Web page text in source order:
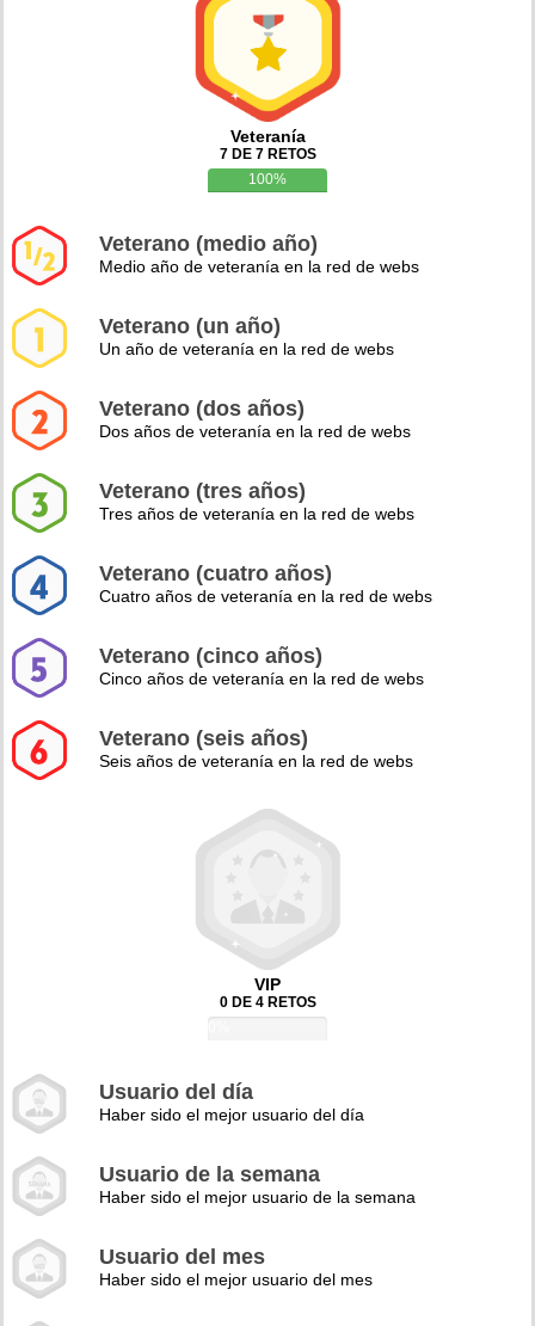
Veteranía
7 DE 7 RETOS
100%
Veterano (medio año)
Medio año de veteranía en la red de webs
Veterano (un año)
Un año de veteranía en la red de webs
Veterano (dos años)
Dos años de veteranía en la red de webs
Veterano (tres años)
Tres años de veteranía en la red de webs
Veterano (cuatro años)
Cuatro años de veteranía en la red de webs
Veterano (cinco años)
Cinco años de veteranía en la red de webs
Veterano (seis años)
Seis años de veteranía en la red de webs
VIP
0 DE 4 RETOS
Usuario del día
Haber sido el mejor usuario del día
Usuario de la semana
Haber sido el mejor usuario de la semana
Usuario del mes
Haber sido el mejor usuario del mes